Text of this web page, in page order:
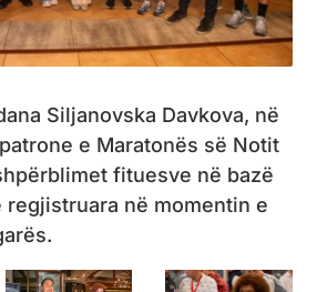
Siljanovska Davkova, në
e Maratonës së Notit
fituesve në bazë
në momentin e